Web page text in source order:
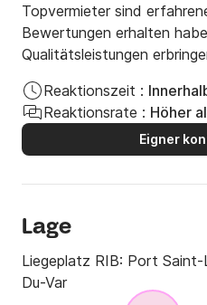
Topvermieter sind
Bewertungen erhalten
Qualitätsleistungen
Reaktionszeit :
Reaktionsrate : Höher
Eigner
Lage
Liegeplatz RIB: Port Saint-
Du-Var